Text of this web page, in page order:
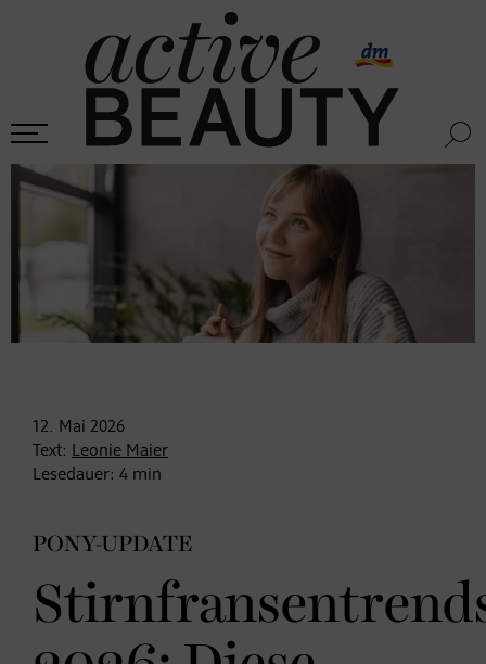
12. Mai 2026
Text: Leonie Maier
Lesedauer: 4 min
PONY-UPDATE